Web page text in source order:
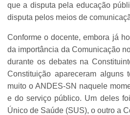
que a disputa pela educação
disputa pelos meios de
Conforme o docente, embora já
da importância da Comunicação
durante os debates na
Constituição apareceram alguns
muito o ANDES-SN naquele
e do serviço público. Um deles
Único de Saúde (SUS), o outro a